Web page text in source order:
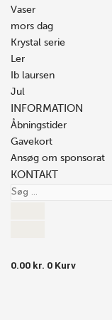
Vaser
mors dag
Krystal serie
Ler
Ib laursen
Jul
INFORMATION
Åbningstider
Gavekort
Ansøg om sponsorat
KONTAKT
0.00 kr. 0 Kurv